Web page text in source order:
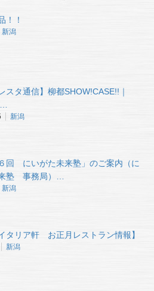
！！
新潟
スタ通信】柳都SHOW!CASE!!｜
新潟
６回 にいがた未来塾」のご案内（に
塾 事務局）…
新潟
タリア軒 お正月レストラン情報】
新潟